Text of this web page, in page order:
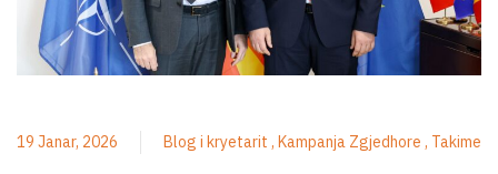
19 Janar, 2026 Blog i kryetarit Kampanja Zgjedhore Takime